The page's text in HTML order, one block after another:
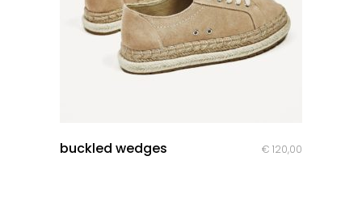
buckled wedges € 120,00